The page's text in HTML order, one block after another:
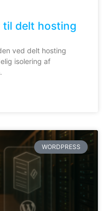
delt hosting
ved delt hosting
isolering af
WORDPRESS